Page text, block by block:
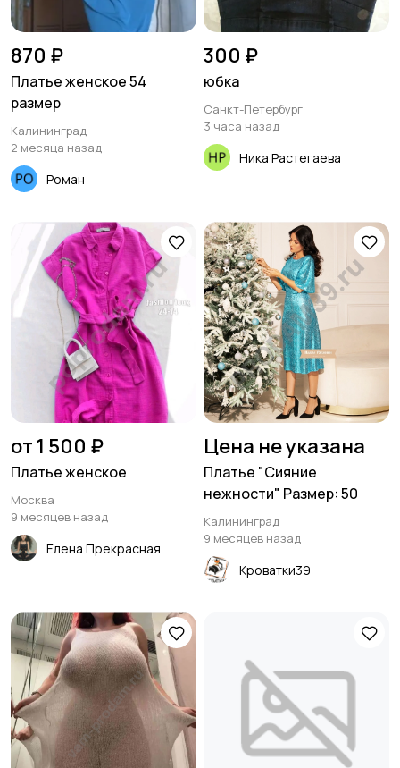
870 ₽
Платье женское 54
размер
Калининград
2 месяца назад
Роман
300 ₽
юбка
Санкт-Петербург
3 часа назад
Ника Растегаева
от 1 500 ₽
Платье женское
Москва
9 месяцев назад
Елена Прекрасная
Цена не указана
Платье "Сияние
нежности" Размер: 50
Калининград
9 месяцев назад
Кроватки39